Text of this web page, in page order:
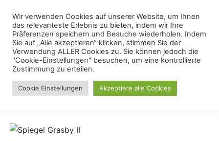
content
Menu
Grasby
Wir verwenden Cookies auf unserer Website, um Ihnen
das relevanteste Erlebnis zu bieten, indem wir Ihre
Präferenzen speichern und Besuche wiederholen. Indem
Sie auf „Alle akzeptieren“ klicken, stimmen Sie der
Verwendung ALLER Cookies zu. Sie können jedoch die
"Cookie-Einstellungen" besuchen, um eine kontrollierte
Zustimmung zu erteilen.
Cookie Einstellungen Akzeptiere alle Cookies